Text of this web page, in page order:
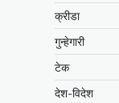
क्रीडा
गुन्हेगारी
टेक
देश-विदेश